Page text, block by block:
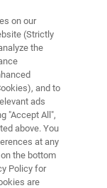
质纯正
，蜂蜜是审
产现在受到
法规的约
on our
(Strictly
the
and to
ads
"Accept All",
above. You
at any
the bottom
Policy for
are